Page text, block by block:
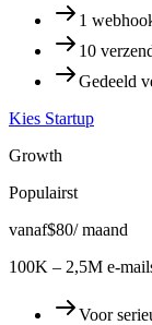
1
10
Gedeeld
Kies Startup
Growth
Populairst
vanaf$80/ maand
100K – 2,5M e-
Voor